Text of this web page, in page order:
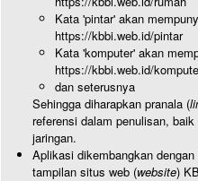
Kata 'pintar' akan
https://kbbi.web.id/pintar
Kata 'komputer' akan
https://kbbi.web.id/
dan seterusnya
Sehingga diharapkan pranala (
referensi dalam penulisan,
jaringan.
Aplikasi dikembangkan
tampilan situs web (website)